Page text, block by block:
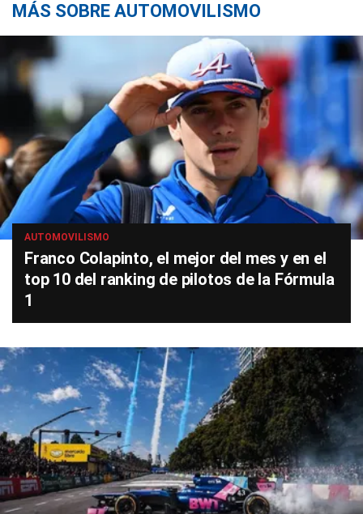
MÁS SOBRE AUTOMOVILISMO
AUTOMOVILISMO
Franco Colapinto, el mejor del mes y en el
top 10 del ranking de pilotos de la Fórmula
1